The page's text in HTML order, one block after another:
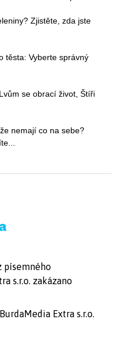
Zjistěte, zda jste
těsta: Vyberte správný
se obrací život, Štíři
nemají co na sebe?
písemného
s.r.o. zakázano
Extra s.r.o.